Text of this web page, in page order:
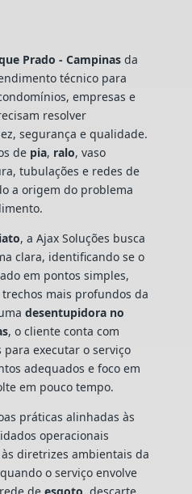
Prado - Campinasda
técnico para
empresas e
resolver
segurança e qualidade.
de pia, ralo, vaso
tubulações e redes de
a origem do problema
, a Ajax Soluções busca
clara, identificando se o
em pontos simples,
mais profundos da
desentupidora no
, o cliente conta com
executar o serviço
adequados e foco em
em pouco tempo.
práticas alinhadas às
operacionais
diretrizes ambientais da
o serviço envolve
de esgoto, descarte